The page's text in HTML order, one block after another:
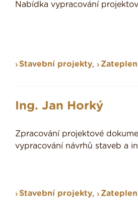
Nabídka vypracování
Stavební projekty,
Ing. Jan Horký
Zpracování projektové
vypracování návrhů staveb a
Stavební projekty,